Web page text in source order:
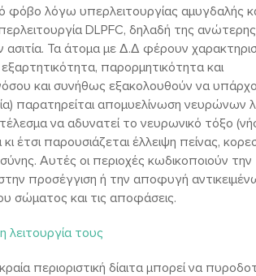
φόβο λόγω υπερλειτουργίας αμυγδαλής
DLPFC, δηλαδή της ανώτερης
Τα άτομα με Δ.Δ φέρουν
παρορμητικότητα και
και συνήθως εξακολουθούν να
παρατηρείται απομυελίνωση νευρώνων
να αδυνατεί το νευρωνικό τόξο
έτσι παρουσιάζεται έλλειψη πείνας,
Αυτές οι περιοχές κωδικοποιούν την
προσέγγιση ή την αποφυγή
σώματος και τις αποφάσεις.
λειτουργία τους
περιοριστική δίαιτα μπορεί να